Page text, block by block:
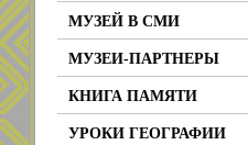
МУЗЕЙ В СМИ
МУЗЕИ-ПАРТНЕРЫ
КНИГА ПАМЯТИ
УРОКИ ГЕОГРАФИИ